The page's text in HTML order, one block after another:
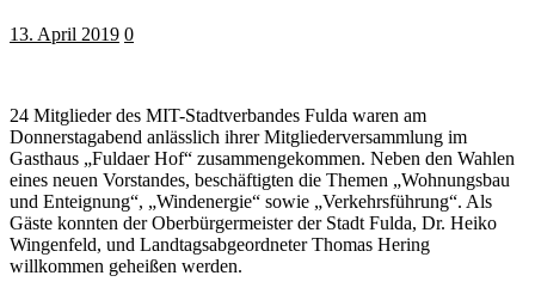
13. April 2019 0
24 Mitglieder des MIT-Stadtverbandes Fulda waren am
Donnerstagabend anlässlich ihrer Mitgliederversammlung im
Gasthaus „Fuldaer Hof“ zusammengekommen. Neben den Wahlen
eines neuen Vorstandes, beschäftigten die Themen „Wohnungsbau
und Enteignung“, „Windenergie“ sowie „Verkehrsführung“. Als
Gäste konnten der Oberbürgermeister der Stadt Fulda, Dr. Heiko
Wingenfeld, und Landtagsabgeordneter Thomas Hering
willkommen geheißen werden.